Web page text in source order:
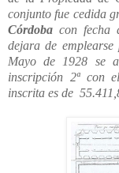
conjunto fue cedida
Córdoba con fecha
dejara de
Mayo de 1928 se
inscripción 2ª con
inscrita es de